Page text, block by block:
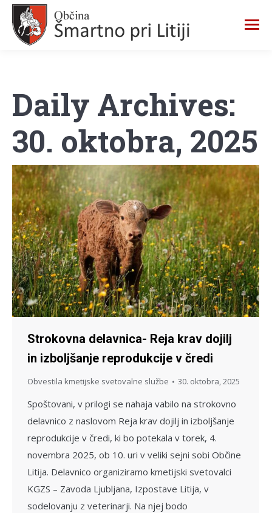
Daily Archives:
30. oktobra, 2025
Strokovna delavnica- Reja krav dojilj
in izboljšanje reprodukcije v čredi
Obvestila kmetijske svetovalne službe 30. oktobra, 2025
Spoštovani, v prilogi se nahaja vabilo na strokovno
delavnico z naslovom Reja krav dojilj in izboljšanje
reprodukcije v čredi, ki bo potekala v torek, 4.
novembra 2025, ob 10. uri v veliki sejni sobi Občine
Litija. Delavnico organiziramo kmetijski svetovalci
KGZS – Zavoda Ljubljana, Izpostave Litija, v
sodelovanju z veterinarji. Na njej bodo